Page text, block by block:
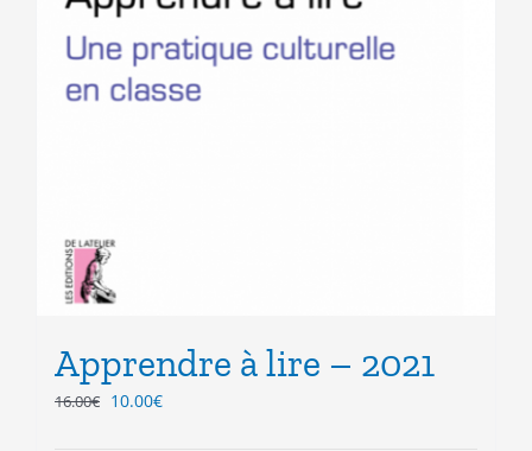
Apprendre à lire – 2021
16.00€ Le
10.00€Le